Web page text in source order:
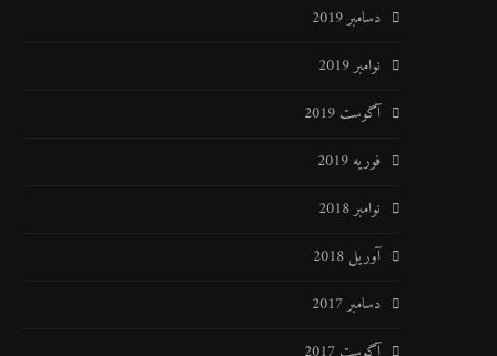
دسامبر 2019
نوامبر 2019
آگوست 2019
فوریه 2019
نوامبر 2018
آوریل 2018
دسامبر 2017